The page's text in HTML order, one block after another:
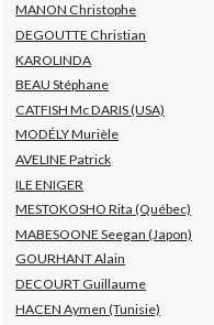
MANON Christophe
DEGOUTTE Christian
KAROLINDA
BEAU Stéphane
CATFISH Mc DARIS (USA)
MODÉLY Murièle
AVELINE Patrick
ILE ENIGER
MESTOKOSHO Rita (Québec)
MABESOONE Seegan (Japon)
GOURHANT Alain
DECOURT Guillaume
HACEN Aymen (Tunisie)